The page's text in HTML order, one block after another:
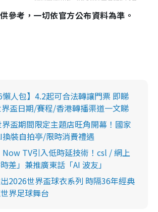
參考，一切依官方公布資料為準。
懶人包】4.2起可合法轉讓門票 即睇
盃日期/賽程/香港轉播渠道一文睇
盃期間限定主題店旺角開幕！國家
裝自拍亭/限時消費禮遇
TV引入低時延技術！csl / 網上
差」兼推廣東話「AI 波友」
2026世界盃球衣系列 時隔36年經典
界足球舞台